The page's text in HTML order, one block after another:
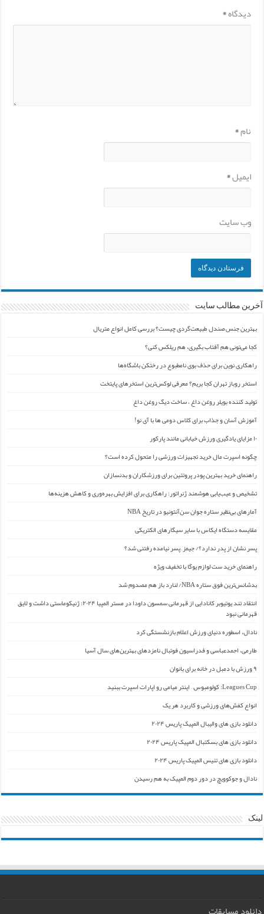
دیدگاه*
نام*
ایمیل*
وب‌ سایت
آخرین مطالب سایت
بهترین جنس صندل طبیعت‌گردی چیست؟ بررسی کامل انواع متریال
کجا می‌تونی هم آفتاب بگیری، هم ریلکس کنی؟
راهکاری نوین برای حذف بوی نامطبوع در رختکن باشگاه‌ها
استخر روباز تهران کجا بریم؟ معرفی لوکس‌ترین استخرهای پایتخت
تولید کننده بویلر روغن داغ ، ساخت دیگ روغن داغ
آموزش آسان و جذاب برای کلاس دومی ها با آی نو!
۱۰ مزایای یادگیری ورزش خیابانی مانند پارکور
چگونه اسپرت مال خرید تجهیزات ورزشی را متحول کرده است؟
راهنمای خرید بهترین پودر پروتئین برای ورزشکاران و بدنسازان
تشخیص و عیب‌یابی هوشمند ژنراتور: راهکاری برای افزایش بهره‌وری و کاهش هزینه‌ها
آمارهای بی‌نظیر ستاره جوان سن‌آنتونیو در تاریخ NBA
مقایسه دستگاه ایکاس با سایر سیگارهای الکتریکی
پسر نشان از پدر ندارد؟/ جیمز ِ پسر نیامده رفتنی شد؟
راهنمای خرید ست لوازم یوگا با تخفیف ویژه
بدشانس‌ترین فوق ستاره NBA/ لنارد باز هم مصدوم شد
انتقاد تند یوتیوبر کانادایی از قهرمانی سمسون داودا در مستر المپیا ۲۰۲۴: ژنیکوماستی داشت و لایق
قهرمانی نبود
نادال، اسطوره دنیای ورزش اعلام بازنشستگی کرد
طارمی، احمدعباسی و فدراسیون فوتبال نامزدهای بهترین‌های سال آسیا
۹ ورزش با دمبل در خانه برای بانوان
Leagues Cup: کولومبوس – اینتر میامی رو اپارات اسپرت ببنید
انواع کفش‌های ورزشی و کاربرد هر یک
دانلود بازی های والیبال المپیک پاریس ۲۰۲۴
دانلود بازی های بسکتبال المپیک پاریس ۲۰۲۴
دانلود بازی های تنیس المپیک پاریس ۲۰۲۴
نادال و جوکوویچ در دور دوم المپیک به هم رسیدن
لینک